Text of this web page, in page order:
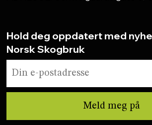
Hold deg oppdatert med
Norsk Skogbruk